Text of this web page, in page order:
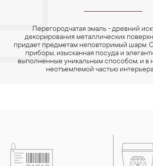
Перегородчатая эмаль - древний
декорирования металлических
придает предметам неповторимый шарм.
приборы, изысканная посуда и
выполненные уникальным способом, и в
неотъемлемой частью